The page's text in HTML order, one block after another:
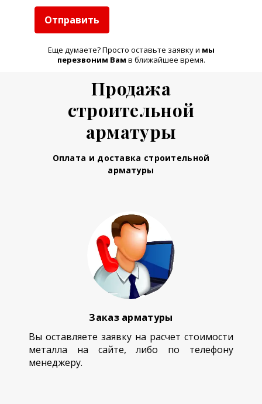
Отправить
Еще думаете? Просто оставьте заявку и мы
перезвоним Вам в ближайшее время.
Продажа
строительной
арматуры
Оплата и доставка строительной
арматуры
Заказ арматуры
Вы оставляете заявку на расчет стоимости
металла на сайте, либо по телефону
менеджеру.